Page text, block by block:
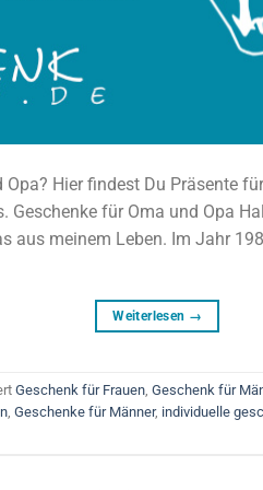
Hier findest Du Präsente
Geschenke für Oma und Opa
aus meinem Leben. Im Jahr
Weiterlesen →
Geschenk für Frauen, Geschenk für
, Geschenke für Männer, individuelle